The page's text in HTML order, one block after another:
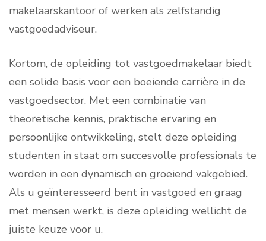
makelaarskantoor of werken als zelfstandig
vastgoedadviseur.
Kortom, de opleiding tot vastgoedmakelaar biedt
een solide basis voor een boeiende carrière in de
vastgoedsector. Met een combinatie van
theoretische kennis, praktische ervaring en
persoonlijke ontwikkeling, stelt deze opleiding
studenten in staat om succesvolle professionals te
worden in een dynamisch en groeiend vakgebied.
Als u geïnteresseerd bent in vastgoed en graag
met mensen werkt, is deze opleiding wellicht de
juiste keuze voor u.